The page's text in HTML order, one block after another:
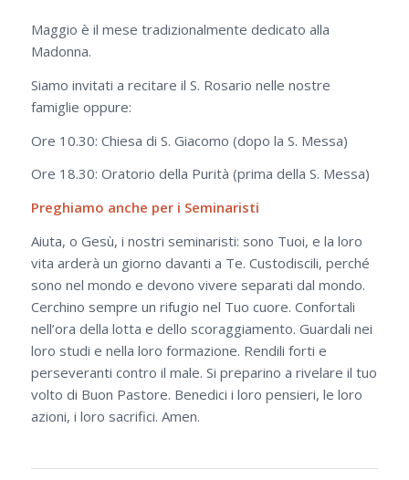
Maggio è il mese tradizionalmente dedicato alla
Madonna.
Siamo invitati a recitare il S. Rosario nelle nostre
famiglie oppure:
Ore 10.30: Chiesa di S. Giacomo (dopo la S. Messa)
Ore 18.30: Oratorio della Purità (prima della S. Messa)
Preghiamo anche per i Seminaristi
Aiuta, o Gesù, i nostri seminaristi: sono Tuoi, e la loro
vita arderà un giorno davanti a Te. Custodiscili, perché
sono nel mondo e devono vivere separati dal mondo.
Cerchino sempre un rifugio nel Tuo cuore. Confortali
nell’ora della lotta e dello scoraggiamento. Guardali nei
loro studi e nella loro formazione. Rendili forti e
perseveranti contro il male. Si preparino a rivelare il tuo
volto di Buon Pastore. Benedici i loro pensieri, le loro
azioni, i loro sacrifici. Amen.